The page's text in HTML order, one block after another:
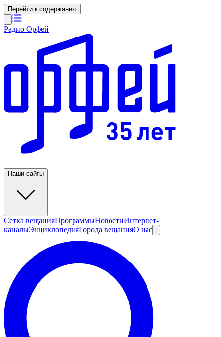
Перейти к содержанию
Радио Орфей
Наши сайты
Сетка вещанияПрограммыНовостиИнтернет-
каналыЭнциклопедияГорода вещанияО нас